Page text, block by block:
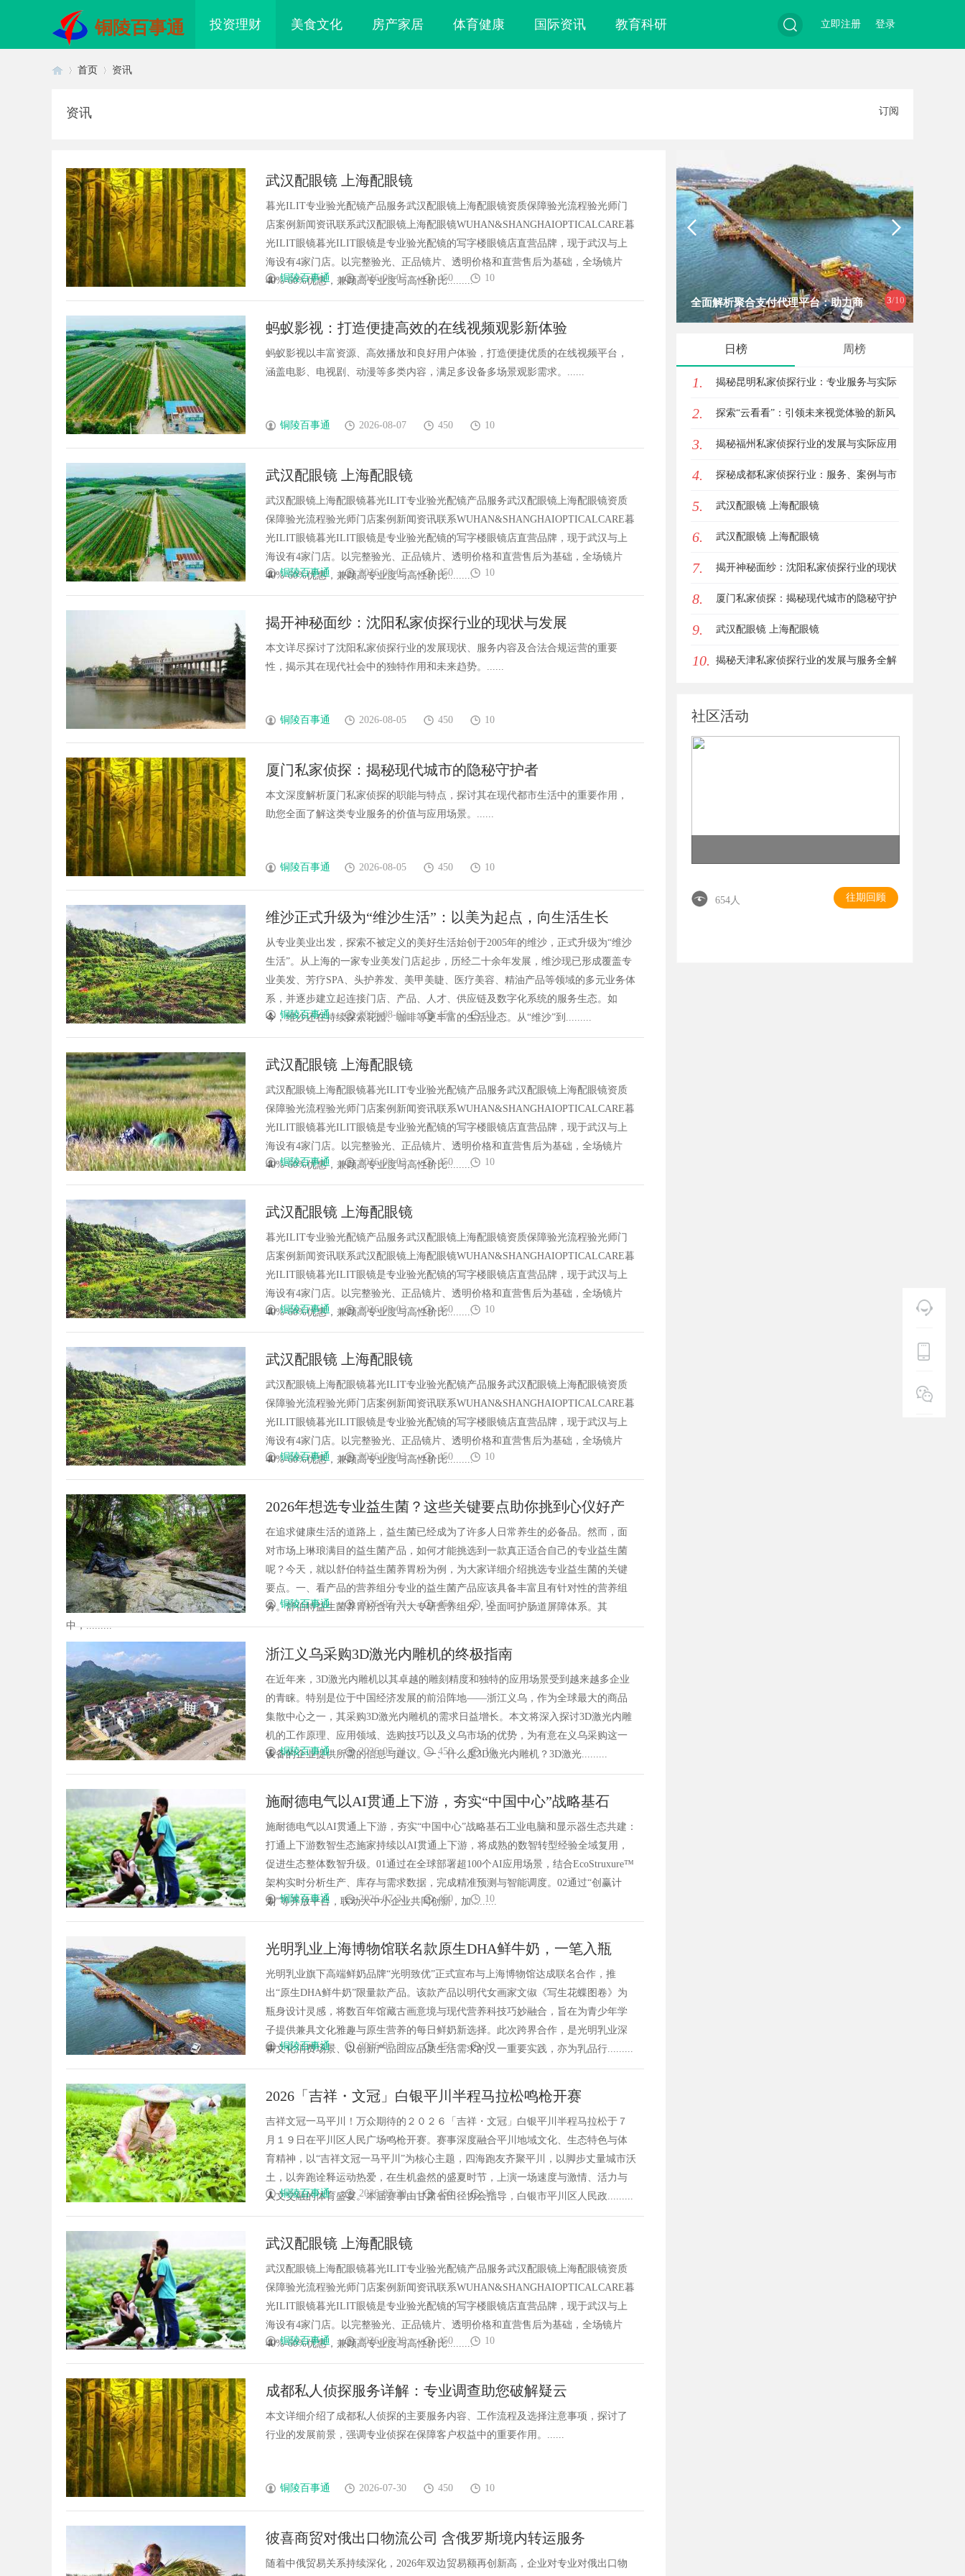
铜陵百事通 投资理财 美食文化 房产家居 体育健康 国际资讯 教育科研
索
登录
立即注册
首页 资讯
资讯 订阅
武汉配眼镜 上海配眼镜
暮光ILIT专业验光配镜产品服务武汉配眼镜上海配眼镜资质保障验光流程验光师门
店案例新闻资讯联系武汉配眼镜上海配眼镜WUHAN&SHANGHAIOPTICALCARE暮
光ILIT眼镜暮光ILIT眼镜是专业验光配镜的写字楼眼镜店直营品牌，现于武汉与上
海设有4家门店。以完整验光、正品镜片、透明价格和直营售后为基础，全场镜片
40%-60%优惠，兼顾高专业度与高性价比.........
铜陵百事通 2026-08-07 450 10
蚂蚁影视：打造便捷高效的在线视频观影新体验
蚂蚁影视以丰富资源、高效播放和良好用户体验，打造便捷优质的在线视频平台，
涵盖电影、电视剧、动漫等多类内容，满足多设备多场景观影需求。......
铜陵百事通 2026-08-07 450 10
武汉配眼镜 上海配眼镜
武汉配眼镜上海配眼镜暮光ILIT专业验光配镜产品服务武汉配眼镜上海配眼镜资质
保障验光流程验光师门店案例新闻资讯联系WUHAN&SHANGHAIOPTICALCARE暮
光ILIT眼镜暮光ILIT眼镜是专业验光配镜的写字楼眼镜店直营品牌，现于武汉与上
海设有4家门店。以完整验光、正品镜片、透明价格和直营售后为基础，全场镜片
40%-60%优惠，兼顾高专业度与高性价比.........
铜陵百事通 2026-08-05 450 10
揭开神秘面纱：沈阳私家侦探行业的现状与发展
本文详尽探讨了沈阳私家侦探行业的发展现状、服务内容及合法合规运营的重要
性，揭示其在现代社会中的独特作用和未来趋势。......
铜陵百事通 2026-08-05 450 10
厦门私家侦探：揭秘现代城市的隐秘守护者
本文深度解析厦门私家侦探的职能与特点，探讨其在现代都市生活中的重要作用，
助您全面了解这类专业服务的价值与应用场景。......
铜陵百事通 2026-08-05 450 10
维沙正式升级为“维沙生活”：以美为起点，向生活生长
从专业美业出发，探索不被定义的美好生活始创于2005年的维沙，正式升级为“维沙
生活”。从上海的一家专业美发门店起步，历经二十余年发展，维沙现已形成覆盖专
业美发、芳疗SPA、头护养发、美甲美睫、医疗美容、精油产品等领域的多元业务体
系，并逐步建立起连接门店、产品、人才、供应链及数字化系统的服务生态。如
今，维沙还在持续探索花园、咖啡等更丰富的生活业态。从“维沙”到.........
铜陵百事通 2026-08-03 450 10
武汉配眼镜 上海配眼镜
武汉配眼镜上海配眼镜暮光ILIT专业验光配镜产品服务武汉配眼镜上海配眼镜资质
保障验光流程验光师门店案例新闻资讯联系WUHAN&SHANGHAIOPTICALCARE暮
光ILIT眼镜暮光ILIT眼镜是专业验光配镜的写字楼眼镜店直营品牌，现于武汉与上
海设有4家门店。以完整验光、正品镜片、透明价格和直营售后为基础，全场镜片
40%-60%优惠，兼顾高专业度与高性价比.........
铜陵百事通 2026-08-03 450 10
武汉配眼镜 上海配眼镜
暮光ILIT专业验光配镜产品服务武汉配眼镜上海配眼镜资质保障验光流程验光师门
店案例新闻资讯联系武汉配眼镜上海配眼镜WUHAN&SHANGHAIOPTICALCARE暮
光ILIT眼镜暮光ILIT眼镜是专业验光配镜的写字楼眼镜店直营品牌，现于武汉与上
海设有4家门店。以完整验光、正品镜片、透明价格和直营售后为基础，全场镜片
40%-60%优惠，兼顾高专业度与高性价比.........
铜陵百事通 2026-08-03 450 10
武汉配眼镜 上海配眼镜
武汉配眼镜上海配眼镜暮光ILIT专业验光配镜产品服务武汉配眼镜上海配眼镜资质
保障验光流程验光师门店案例新闻资讯联系WUHAN&SHANGHAIOPTICALCARE暮
光ILIT眼镜暮光ILIT眼镜是专业验光配镜的写字楼眼镜店直营品牌，现于武汉与上
海设有4家门店。以完整验光、正品镜片、透明价格和直营售后为基础，全场镜片
40%-60%优惠，兼顾高专业度与高性价比.........
铜陵百事通 2026-08-03 450 10
2026年想选专业益生菌？这些关键要点助你挑到心仪好产
品！
在追求健康生活的道路上，益生菌已经成为了许多人日常养生的必备品。然而，面
对市场上琳琅满目的益生菌产品，如何才能挑选到一款真正适合自己的专业益生菌
呢？今天，就以舒伯特益生菌养胃粉为例，为大家详细介绍挑选专业益生菌的关键
要点。一、看产品的营养组分专业的益生菌产品应该具备丰富且有针对性的营养组
分。舒伯特益生菌养胃粉含有六大专研营养组分，全面呵护肠道屏障体系。其
中，.........
铜陵百事通 2026-07-31 450 10
浙江义乌采购3D激光内雕机的终极指南
在近年来，3D激光内雕机以其卓越的雕刻精度和独特的应用场景受到越来越多企业
的青睐。特别是位于中国经济发展的前沿阵地——浙江义乌，作为全球最大的商品
集散中心之一，其采购3D激光内雕机的需求日益增长。本文将深入探讨3D激光内雕
机的工作原理、应用领域、选购技巧以及义乌市场的优势，为有意在义乌采购这一
设备的企业提供所需的信息与建议。一、什么是3D激光内雕机？3D激光.........
铜陵百事通 2026-07-31 450 10
施耐德电气以AI贯通上下游，夯实“中国中心”战略基石
施耐德电气以AI贯通上下游，夯实“中国中心”战略基石工业电脑和显示器生态共建：
打通上下游数智生态施家持续以AI贯通上下游，将成熟的数智转型经验全域复用，
促进生态整体数智升级。01通过在全球部署超100个AI应用场景，结合EcoStruxure™
架构实时分析生产、库存与需求数据，完成精准预测与智能调度。02通过“创赢计
划”等开放平台，联动大中小企业共同创新，加.........
铜陵百事通 2026-07-31 450 10
光明乳业上海博物馆联名款原生DHA鲜牛奶，一笔入瓶
光明乳业旗下高端鲜奶品牌“光明致优”正式宣布与上海博物馆达成联名合作，推
出“原生DHA鲜牛奶”限量款产品。该款产品以明代女画家文俶《写生花蝶图卷》为
瓶身设计灵感，将数百年馆藏古画意境与现代营养科技巧妙融合，旨在为青少年学
子提供兼具文化雅趣与原生营养的每日鲜奶新选择。此次跨界合作，是光明乳业深
耕文化消费场景、以创新产品回应品质生活需求的又一重要实践，亦为乳品行.........
铜陵百事通 2026-07-30 450 10
2026「吉祥・文冠」白银平川半程马拉松鸣枪开赛
吉祥文冠一马平川！万众期待的２０２６「吉祥・文冠」白银平川半程马拉松于７
月１９日在平川区人民广场鸣枪开赛。赛事深度融合平川地域文化、生态特色与体
育精神，以“吉祥文冠一马平川”为核心主题，四海跑友齐聚平川，以脚步丈量城市沃
土，以奔跑诠释运动热爱，在生机盎然的盛夏时节，上演一场速度与激情、活力与
人文交融的体育盛宴。本届赛事由甘肃省田径协会指导，白银市平川区人民政.........
铜陵百事通 2026-07-30 450 10
武汉配眼镜 上海配眼镜
武汉配眼镜上海配眼镜暮光ILIT专业验光配镜产品服务武汉配眼镜上海配眼镜资质
保障验光流程验光师门店案例新闻资讯联系WUHAN&SHANGHAIOPTICALCARE暮
光ILIT眼镜暮光ILIT眼镜是专业验光配镜的写字楼眼镜店直营品牌，现于武汉与上
海设有4家门店。以完整验光、正品镜片、透明价格和直营售后为基础，全场镜片
40%-60%优惠，兼顾高专业度与高性价比.........
铜陵百事通 2026-07-30 450 10
成都私人侦探服务详解：专业调查助您破解疑云
本文详细介绍了成都私人侦探的主要服务内容、工作流程及选择注意事项，探讨了
行业的发展前景，强调专业侦探在保障客户权益中的重要作用。......
铜陵百事通 2026-07-30 450 10
彼喜商贸对俄出口物流公司 含俄罗斯境内转运服务
随着中俄贸易关系持续深化，2026年双边贸易额再创新高，企业对专业对俄出口物
3/10
眼镜 上海配眼镜 武汉配眼镜 上海配眼镜 金牌影院：打造顶级观影体验的行业
翘楚
全面解析聚合支付代理平台：助力商
日榜 周榜
1. 揭秘昆明私家侦探行业：专业服务与实际
案例分析
2. 探索“云看看”：引领未来视觉体验的新风
潮
3. 揭秘福州私家侦探行业的发展与实际应用
全解析
4. 探秘成都私家侦探行业：服务、案例与市
场现状全面解析
5. 武汉配眼镜 上海配眼镜
6. 武汉配眼镜 上海配眼镜
7. 揭开神秘面纱：沈阳私家侦探行业的现状
与发展
8. 厦门私家侦探：揭秘现代城市的隐秘守护
者
9. 武汉配眼镜 上海配眼镜
10. 揭秘天津私家侦探行业的发展与服务全解
社区活动
654人 往期回顾